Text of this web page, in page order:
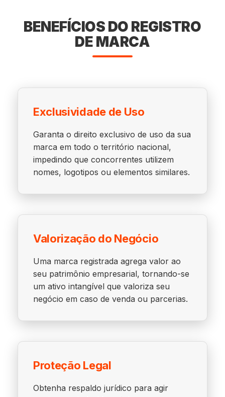
BENEFÍCIOS DO REGISTRO
DE MARCA
Exclusividade de Uso
Garanta o direito exclusivo de uso da sua
marca em todo o território nacional,
impedindo que concorrentes utilizem
nomes, logotipos ou elementos similares.
Valorização do Negócio
Uma marca registrada agrega valor ao
seu patrimônio empresarial, tornando-se
um ativo intangível que valoriza seu
negócio em caso de venda ou parcerias.
Proteção Legal
Obtenha respaldo jurídico para agir